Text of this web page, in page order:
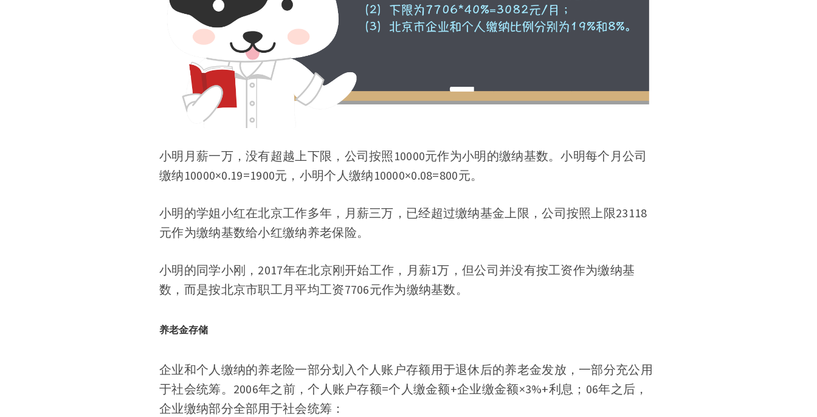
小明月薪一万，没有超越上下限，公司按照10000元作为小明的缴纳基数。小明每个月公司
缴纳10000×0.19=1900元，小明个人缴纳10000×0.08=800元。
小明的学姐小红在北京工作多年，月薪三万，已经超过缴纳基金上限，公司按照上限23118
元作为缴纳基数给小红缴纳养老保险。
小明的同学小刚，2017年在北京刚开始工作，月薪1万，但公司并没有按工资作为缴纳基
数，而是按北京市职工月平均工资7706元作为缴纳基数。
养老金存储
企业和个人缴纳的养老险一部分划入个人账户存额用于退休后的养老金发放，一部分充公用
于社会统筹。2006年之前，个人账户存额=个人缴金额+企业缴金额×3%+利息；06年之后，
企业缴纳部分全部用于社会统筹：